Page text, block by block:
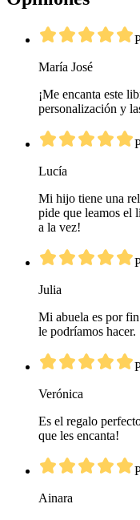
María José
¡Me encanta este
personalización y
Lucía
Mi hijo tiene una
pide que leamos el
a la vez!
Julia
Mi abuela es por
le podríamos hacer.
Verónica
Es el regalo
que les encanta!
Ainara